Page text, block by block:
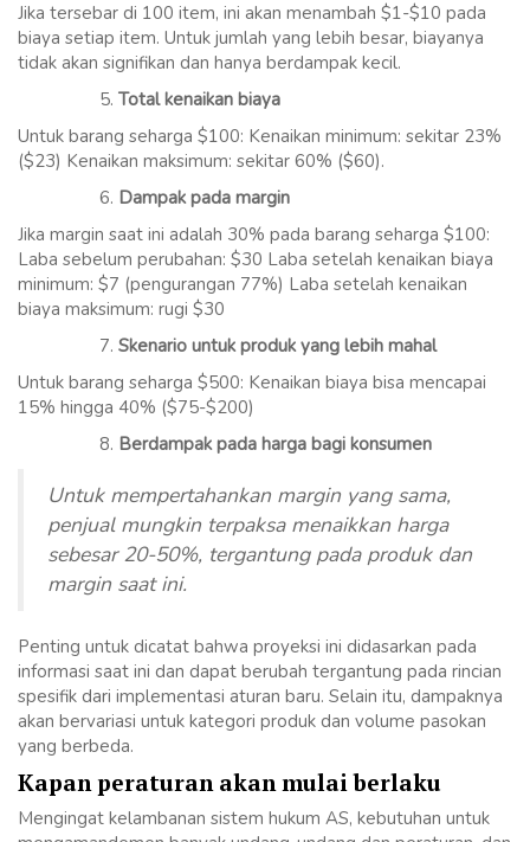
Jika tersebar di 100 item, ini akan menambah $1-$10 pada
biaya setiap item. Untuk jumlah yang lebih besar, biayanya
tidak akan signifikan dan hanya berdampak kecil.
Total kenaikan biaya
Untuk barang seharga $100: Kenaikan minimum: sekitar 23%
($23) Kenaikan maksimum: sekitar 60% ($60).
Dampak pada margin
Jika margin saat ini adalah 30% pada barang seharga $100:
Laba sebelum perubahan: $30 Laba setelah kenaikan biaya
minimum: $7 (pengurangan 77%) Laba setelah kenaikan
biaya maksimum: rugi $30
Skenario untuk produk yang lebih mahal
Untuk barang seharga $500: Kenaikan biaya bisa mencapai
15% hingga 40% ($75-$200)
Berdampak pada harga bagi konsumen
Untuk mempertahankan margin yang sama,
penjual mungkin terpaksa menaikkan harga
sebesar 20-50%, tergantung pada produk dan
margin saat ini.
Penting untuk dicatat bahwa proyeksi ini didasarkan pada
informasi saat ini dan dapat berubah tergantung pada rincian
spesifik dari implementasi aturan baru. Selain itu, dampaknya
akan bervariasi untuk kategori produk dan volume pasokan
yang berbeda.
Kapan peraturan akan mulai berlaku
Mengingat kelambanan sistem hukum AS, kebutuhan untuk